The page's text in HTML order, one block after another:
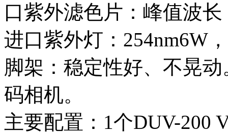
口紫外滤色片：峰值波
进口紫外灯：254nm6W
脚架：稳定性好、不晃
码相机。
主要配置：1个DUV-200